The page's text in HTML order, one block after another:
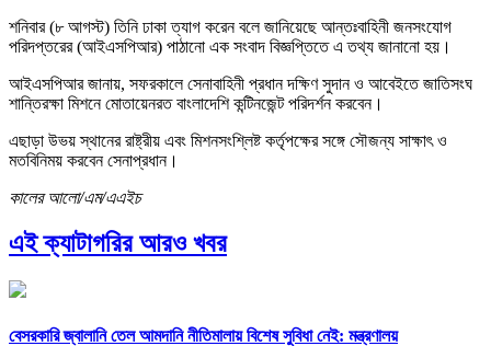
শনিবার (৮ আগস্ট) তিনি ঢাকা ত্যাগ করেন বলে জানিয়েছে আন্তঃবাহিনী জনসংযোগ
পরিদপ্তরের (আইএসপিআর) পাঠানো এক সংবাদ বিজ্ঞপ্তিতে এ তথ্য জানানো হয়।
আইএসপিআর জানায়, সফরকালে সেনাবাহিনী প্রধান দক্ষিণ সুদান ও আবেইতে জাতিসংঘ
শান্তিরক্ষা মিশনে মোতায়েনরত বাংলাদেশি কন্টিনজেন্ট পরিদর্শন করবেন।
এছাড়া উভয় স্থানের রাষ্ট্রীয় এবং মিশনসংশ্লিষ্ট কর্তৃপক্ষের সঙ্গে সৌজন্য সাক্ষাৎ ও
মতবিনিময় করবেন সেনাপ্রধান।
কালের আলো/এম/এএইচ
এই ক্যাটাগরির আরও খবর
বেসরকারি জ্বালানি তেল আমদানি নীতিমালায় বিশেষ সুবিধা নেই: মন্ত্রণালয়